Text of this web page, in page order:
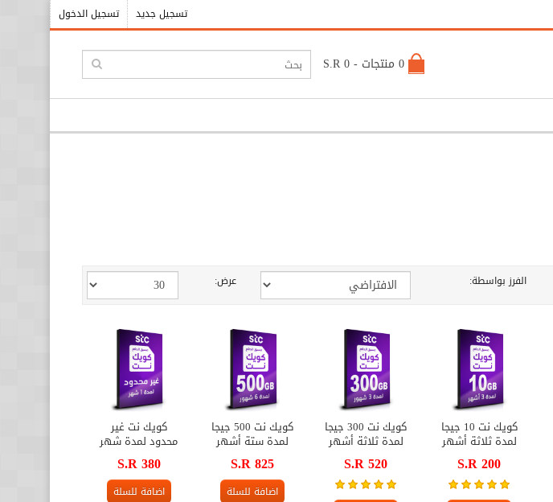
تسجيل الدخول تسجيل جديد
0 منتجات - S.R 0
الفرز بواسطة: عرض:
كويك نت 10 جيجا
لمدة ثلاثة أشهر
S.R 200
كويك نت 300 جيجا
لمدة ثلاثة أشهر
S.R 520
كويك نت 500 جيجا
لمدة ستة أشهر
S.R 825
اضافة للسلة
كويك نت غير
محدود لمدة شهر
S.R 380
اضافة للسلة